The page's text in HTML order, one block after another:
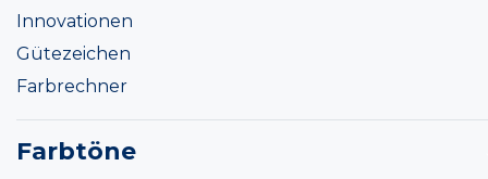
Innovationen
Gütezeichen
Farbrechner
Farbtöne